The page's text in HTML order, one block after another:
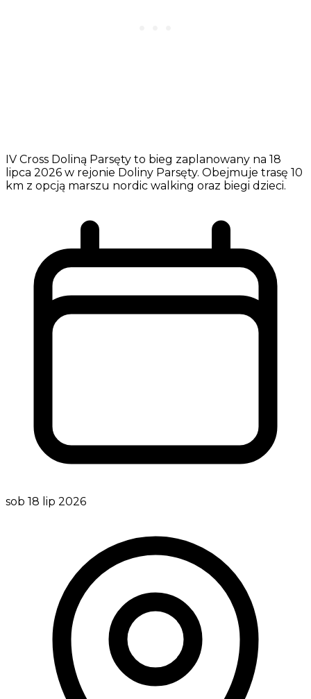
IV Cross Doliną Parsęty to bieg zaplanowany na 18
lipca 2026 w rejonie Doliny Parsęty. Obejmuje trasę 10
km z opcją marszu nordic walking oraz biegi dzieci.
sob 18 lip 2026